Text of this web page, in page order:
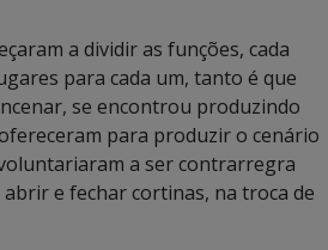
a dividir as funções, cada
para cada um, tanto é que
se encontrou produzindo
para produzir o cenário
a ser contrarregra
e fechar cortinas, na troca de